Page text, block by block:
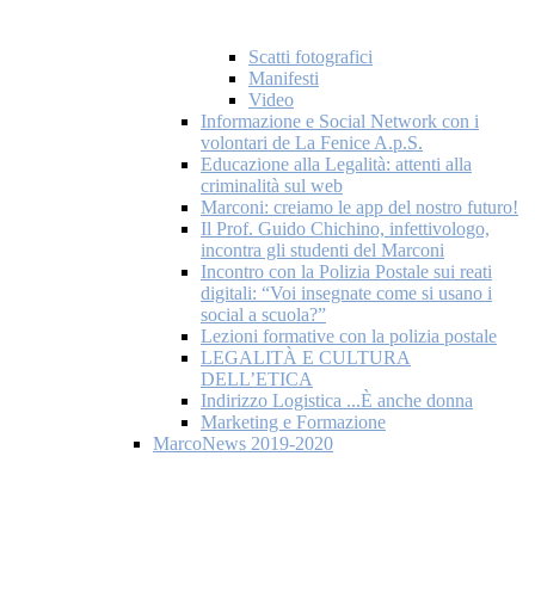
Scatti fotografici
Manifesti
Video
Informazione e Social Network con i
volontari de La Fenice A.p.S.
Educazione alla Legalità: attenti alla
criminalità sul web
Marconi: creiamo le app del nostro futuro!
Il Prof. Guido Chichino, infettivologo,
incontra gli studenti del Marconi
Incontro con la Polizia Postale sui reati
digitali: “Voi insegnate come si usano i
social a scuola?”
Lezioni formative con la polizia postale
LEGALITÀ E CULTURA
DELL’ETICA
Indirizzo Logistica ...È anche donna
Marketing e Formazione
MarcoNews 2019-2020